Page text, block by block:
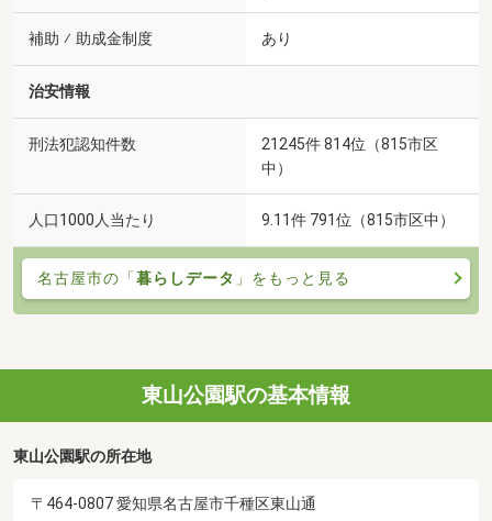
補助 ⁄ 助成金制度 あり
治安情報
刑法犯認知件数
21245件 814位（815市区
中）
人口1000人当たり 9.11件 791位（815市区中）
名古屋市の「暮らしデータ 」をもっと見る
東山公園駅の基本情報
東山公園駅の所在地
〒464-0807 愛知県名古屋市千種区東山通